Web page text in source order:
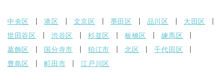
中央区 港区 文京区 墨田区 品川区
大田区
世田谷区
渋谷区 杉並区 板橋区
練馬区
葛飾区
国分寺市 狛江市 北区
千代田区
豊島区
町田市 江戸川区